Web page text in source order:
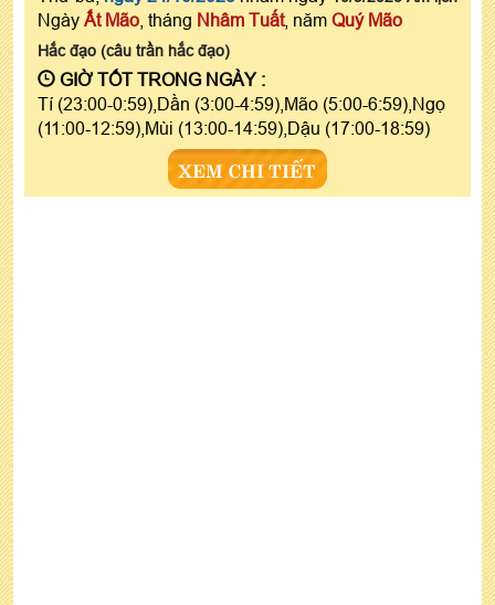
Ngày Ất Mão , tháng Nhâm Tuất, năm Quý Mão
Hắc đạo (câu trần hắc đạo)
GIỜ TỐT TRONG NGÀY :
Tí (23:00-0:59),Dần (3:00-4:59),Mão (5:00-6:59),Ngọ
(11:00-12:59),Mùi (13:00-14:59),Dậu (17:00-18:59)
XEM CHI TIẾT